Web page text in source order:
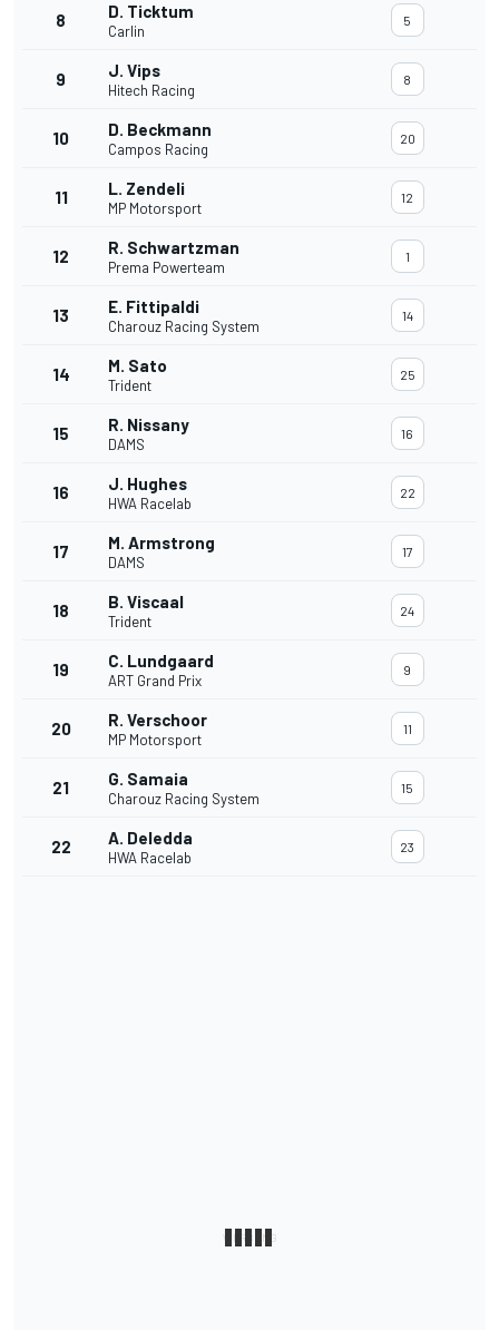
8 D. Ticktum
Carlin
5
9 J. Vips
Hitech Racing
8
10 D. Beckmann
Campos Racing
20
11 L. Zendeli
MP Motorsport
12
12 R. Schwartzman
Prema Powerteam
1
13 E. Fittipaldi
Charouz Racing System
14
14 M. Sato
Trident
25
15 R. Nissany
DAMS
16
16 J. Hughes
HWA Racelab
22
17 M. Armstrong
DAMS
17
18 B. Viscaal
Trident
24
19 C. Lundgaard
ART Grand Prix
9
20 R. Verschoor
MP Motorsport
11
21 G. Samaia
Charouz Racing System
15
22 A. Deledda
HWA Racelab
23